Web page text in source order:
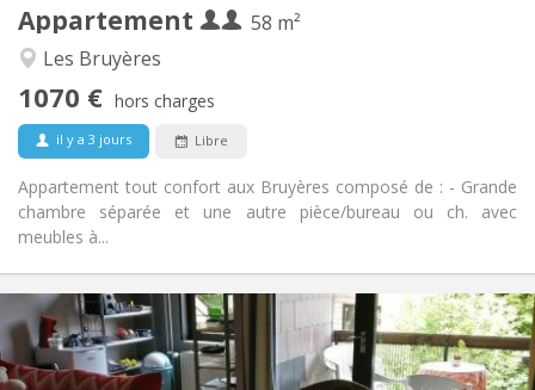
Appartement
58 m²
Les Bruyères
1070 € hors charges
il y a 3 jours Libre
Appartement tout confort aux Bruyères composé de : - Grande
chambre séparée et une autre pièce/bureau ou ch. avec
meubles à...
Chaleureuse, studieuse, calme
Infos Pratiques
Loyer:
2200 € (440 €/pers.)
Charges:
375 € (75 €/pers.)